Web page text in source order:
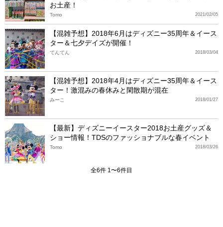
お土産！
2021/02/05
Tomo
【混雑予想】2018年6月はディズニー35周年＆イース
ター＆七夕デイズが開催！
2018/03/04
てんてん
【混雑予想】2018年4月はディズニー35周年＆イース
ター！激混みの春休みと閑散期が混在
2018/01/27
みーこ
【最新】ディズニーイースター2018お土産グッズ＆
ショー情報！TDSのファッショナブルな春イベント
2018/03/26
Tomo
全6件 1〜6件目